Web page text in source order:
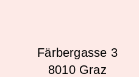
Färbergasse 3
8010 Graz